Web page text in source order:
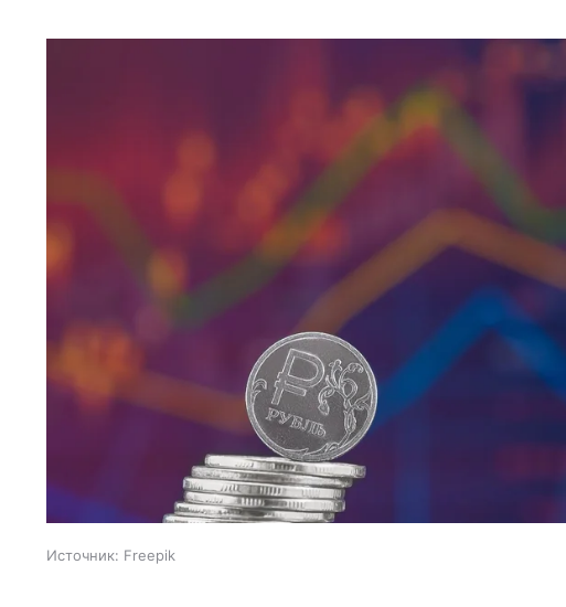
Источник: Freepik